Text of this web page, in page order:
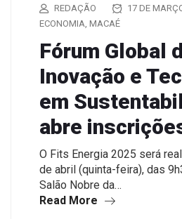
REDAÇÃO
17 DE
ECONOMIA MACAÉ
Fórum Global
Inovação e
em
abre
O Fits Energia 2025 será
de abril (quinta-feira), das
Salão Nobre da…
Read More